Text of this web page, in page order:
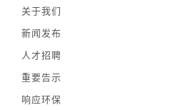
关于我们
新闻发布
人才招聘
重要告示
响应环保